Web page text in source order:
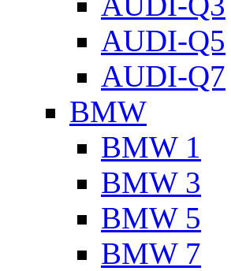
AUDI-Q5
AUDI-Q7
BMW
BMW 1
BMW 3
BMW 5
BMW 7